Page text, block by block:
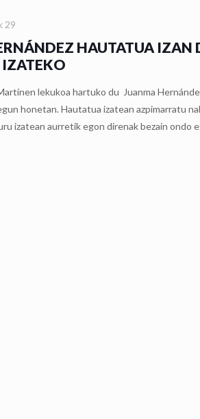
29
HAUTATUA
lekukoa hartuko du Juanma
honetan. Hautatua izatean azpimarratu
izatean aurretik egon direnak bezain ondo